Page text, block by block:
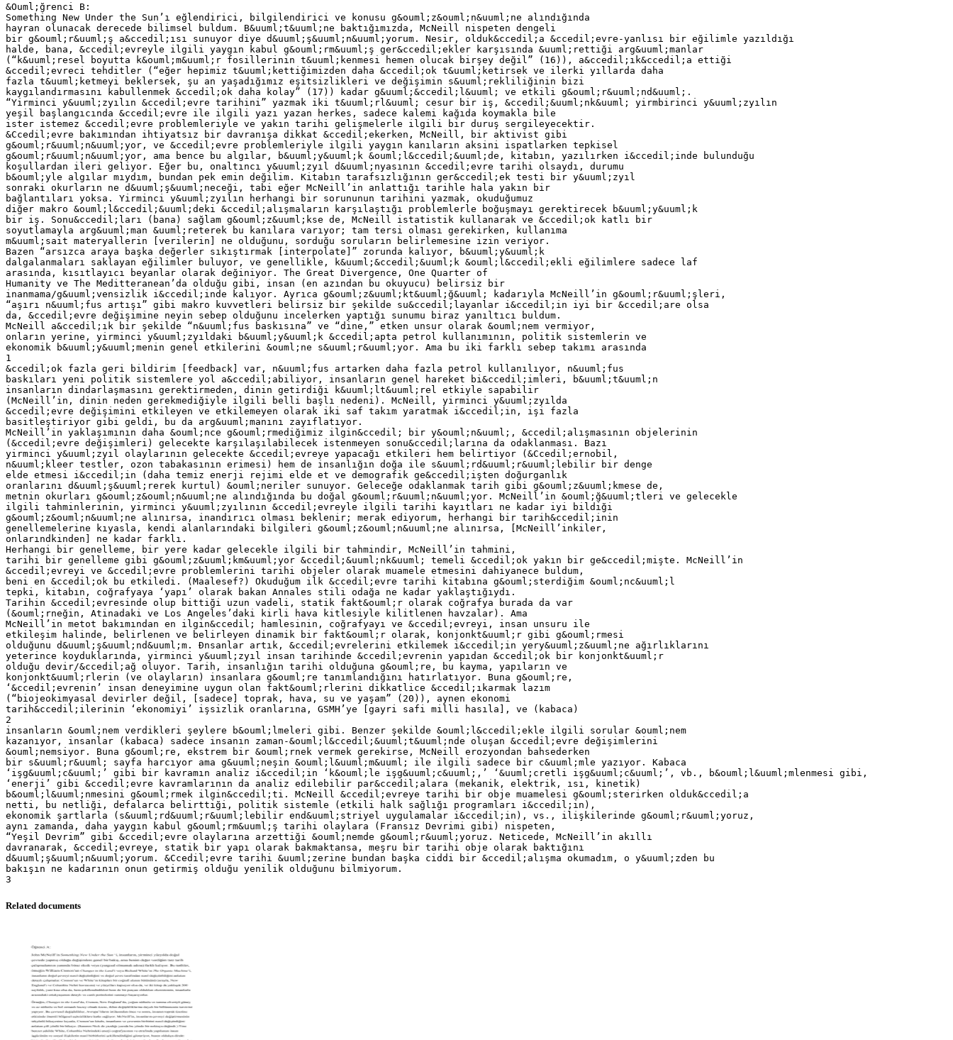
&Ouml;ğrenci B:
Something New Under the Sun’ı eğlendirici, bilgilendirici ve konusu g&ouml;z&ouml;n&uuml;ne alındığında
hayran olunacak derecede bilimsel buldum. B&uuml;t&uuml;ne baktığımızda, McNeill nispeten dengeli
bir g&ouml;r&uuml;ş a&ccedil;ısı sunuyor diye d&uuml;ş&uuml;n&uuml;yorum. Nesir, olduk&ccedil;a &ccedil;evre-yanlısı bir eğilimle yazıldığı
halde, bana, &ccedil;evreyle ilgili yaygın kabul g&ouml;rm&uuml;ş ger&ccedil;ekler karşısında &uuml;rettiği arg&uuml;manlar
(“k&uuml;resel boyutta k&ouml;m&uuml;r fosillerinin t&uuml;kenmesi hemen olucak birşey değil” (16)), a&ccedil;ık&ccedil;a ettiği
&ccedil;evreci tehditler (“eğer hepimiz t&uuml;kettiğimizden daha &ccedil;ok t&uuml;ketirsek ve ilerki yıllarda daha
fazla t&uuml;ketmeyi beklersek, şu an yaşadığımız eşitsizlikleri ve değişimin s&uuml;rekliliğinin bizi
kaygılandırmasını kabullenmek &ccedil;ok daha kolay” (17)) kadar g&uuml;&ccedil;l&uuml; ve etkili g&ouml;r&uuml;nd&uuml;.
“Yirminci y&uuml;zyılın &ccedil;evre tarihini” yazmak iki t&uuml;rl&uuml; cesur bir iş, &ccedil;&uuml;nk&uuml; yirmbirinci y&uuml;zyılın
yeşil başlangıcında &ccedil;evre ile ilgili yazı yazan herkes, sadece kalemi kağıda koymakla bile
ister istemez &ccedil;evre problemleriyle ve yakın tarihi gelişmelerle ilgili bir duruş sergileyecektir.
&Ccedil;evre bakımından ihtiyatsız bir davranışa dikkat &ccedil;ekerken, McNeill, bir aktivist gibi
g&ouml;r&uuml;n&uuml;yor, ve &ccedil;evre problemleriyle ilgili yaygın kanıların aksini ispatlarken tepkisel
g&ouml;r&uuml;n&uuml;yor, ama bence bu algılar, b&uuml;y&uuml;k &ouml;l&ccedil;&uuml;de, kitabın, yazılırken i&ccedil;inde bulunduğu
koşullardan ileri geliyor. Eğer bu, onaltıncı y&uuml;zyıl d&uuml;nyasının &ccedil;evre tarihi olsaydı, durumu
b&ouml;yle algılar mıydım, bundan pek emin değilim. Kitabın tarafsızlığının ger&ccedil;ek testi bir y&uuml;zyıl
sonraki okurların ne d&uuml;ş&uuml;neceği, tabi eğer McNeill’in anlattığı tarihle hala yakın bir
bağlantıları yoksa. Yirminci y&uuml;zyılın herhangi bir sorununun tarihini yazmak, okuduğumuz
diğer makro &ouml;l&ccedil;&uuml;deki &ccedil;alışmaların karşılaştığı problemlerle boğuşmayı gerektirecek b&uuml;y&uuml;k
bir iş. Sonu&ccedil;ları (bana) sağlam g&ouml;z&uuml;kse de, McNeill istatistik kullanarak ve &ccedil;ok katlı bir
soyutlamayla arg&uuml;man &uuml;reterek bu kanılara varıyor; tam tersi olması gerekirken, kullanıma
m&uuml;sait materyallerin [verilerin] ne olduğunu, sorduğu soruların belirlemesine izin veriyor.
Bazen “arsızca araya başka değerler sıkıştırmak [interpolate]” zorunda kalıyor, b&uuml;y&uuml;k
dalgalanmaları saklayan eğilimler buluyor, ve genellikle, k&uuml;&ccedil;&uuml;k &ouml;l&ccedil;ekli eğilimlere sadece laf
arasında, kısıtlayıcı beyanlar olarak değiniyor. The Great Divergence, One Quarter of
Humanity ve The Meditteranean’da olduğu gibi, insan (en azından bu okuyucu) belirsiz bir
inanmama/g&uuml;vensizlik i&ccedil;inde kalıyor. Ayrıca g&ouml;z&uuml;kt&uuml;ğ&uuml; kadarıyla McNeill’in g&ouml;r&uuml;şleri,
“aşırı n&uuml;fus artışı” gibi makro kuvvetleri belirsiz bir şekilde su&ccedil;layanlar i&ccedil;in iyi bir &ccedil;are olsa
da, &ccedil;evre değişimine neyin sebep olduğunu incelerken yaptığı sunumu biraz yanıltıcı buldum.
McNeill a&ccedil;ık bir şekilde “n&uuml;fus baskısına” ve “dine,” etken unsur olarak &ouml;nem vermiyor,
onların yerine, yirminci y&uuml;zyıldaki b&uuml;y&uuml;k &ccedil;apta petrol kullanımının, politik sistemlerin ve
ekonomik b&uuml;y&uuml;menin genel etkilerini &ouml;ne s&uuml;r&uuml;yor. Ama bu iki farklı sebep takımı arasında
1
&ccedil;ok fazla geri bildirim [feedback] var, n&uuml;fus artarken daha fazla petrol kullanılıyor, n&uuml;fus
baskıları yeni politik sistemlere yol a&ccedil;abiliyor, insanların genel hareket bi&ccedil;imleri, b&uuml;t&uuml;n
insanların dindarlaşmasını gerektirmeden, dinin getirdiği k&uuml;lt&uuml;rel etkiyle sapabilir
(McNeill’in, dinin neden gerekmediğiyle ilgili belli başlı nedeni). McNeill, yirminci y&uuml;zyılda
&ccedil;evre değişimini etkileyen ve etkilemeyen olarak iki saf takım yaratmak i&ccedil;in, işi fazla
basitleştiriyor gibi geldi, bu da arg&uuml;manını zayıflatıyor.
McNeill’in yaklaşımının daha &ouml;nce g&ouml;rmediğimiz ilgin&ccedil; bir y&ouml;n&uuml;, &ccedil;alışmasının objelerinin
(&ccedil;evre değişimleri) gelecekte karşılaşılabilecek istenmeyen sonu&ccedil;larına da odaklanması. Bazı
yirminci y&uuml;zyıl olaylarının gelecekte &ccedil;evreye yapacağı etkileri hem belirtiyor (&Ccedil;ernobil,
n&uuml;kleer testler, ozon tabakasının erimesi) hem de insanlığın doğa ile s&uuml;rd&uuml;r&uuml;lebilir bir denge
elde etmesi i&ccedil;in (daha temiz enerji rejimi elde et ve demografik ge&ccedil;işten doğurganlık
oranlarını d&uuml;ş&uuml;rerek kurtul) &ouml;neriler sunuyor. Geleceğe odaklanmak tarih gibi g&ouml;z&uuml;kmese de,
metnin okurları g&ouml;z&ouml;n&uuml;ne alındığında bu doğal g&ouml;r&uuml;n&uuml;yor. McNeill’in &ouml;ğ&uuml;tleri ve gelecekle
ilgili tahminlerinin, yirminci y&uuml;zyılının &ccedil;evreyle ilgili tarihi kayıtları ne kadar iyi bildiği
g&ouml;z&ouml;n&uuml;ne alınırsa, inandırıcı olması beklenir; merak ediyorum, herhangi bir tarih&ccedil;inin
genellemelerine kıyasla, kendi alanlarındaki bilgileri g&ouml;z&ouml;n&uuml;ne alınırsa, [McNeill’inkiler,
onlarındkinden] ne kadar farklı.
Herhangi bir genelleme, bir yere kadar gelecekle ilgili bir tahmindir, McNeill’in tahmini,
tarihi bir genelleme gibi g&ouml;z&uuml;km&uuml;yor &ccedil;&uuml;nk&uuml; temeli &ccedil;ok yakın bir ge&ccedil;mişte. McNeill’in
&ccedil;evreyi ve &ccedil;evre problemlerini tarihi objeler olarak muamele etmesini dahiyanece buldum,
beni en &ccedil;ok bu etkiledi. (Maalesef?) Okuduğum ilk &ccedil;evre tarihi kitabına g&ouml;sterdiğim &ouml;nc&uuml;l
tepki, kitabın, coğrafyaya ‘yapı’ olarak bakan Annales stili odağa ne kadar yaklaştığıydı.
Tarihin &ccedil;evresinde olup bittiği uzun vadeli, statik fakt&ouml;r olarak coğrafya burada da var
(&ouml;rneğin, Atinadaki ve Los Angeles’daki kirli hava kitlesiyle kilitlenen havzalar). Ama
McNeill’in metot bakımından en ilgin&ccedil; hamlesinin, coğrafyayı ve &ccedil;evreyi, insan unsuru ile
etkileşim halinde, belirlenen ve belirleyen dinamik bir fakt&ouml;r olarak, konjonkt&uuml;r gibi g&ouml;rmesi
olduğunu d&uuml;ş&uuml;nd&uuml;m. Đnsanlar artık, &ccedil;evrelerini etkilemek i&ccedil;in yery&uuml;z&uuml;ne ağırlıklarını
yeterince koyduklarında, yirminci y&uuml;zyıl insan tarihinde &ccedil;evrenin yapıdan &ccedil;ok bir konjonkt&uuml;r
olduğu devir/&ccedil;ağ oluyor. Tarih, insanlığın tarihi olduğuna g&ouml;re, bu kayma, yapıların ve
konjonkt&uuml;rlerin (ve olayların) insanlara g&ouml;re tanımlandığını hatırlatıyor. Buna g&ouml;re,
‘&ccedil;evrenin’ insan deneyimine uygun olan fakt&ouml;rlerini dikkatlice &ccedil;ıkarmak lazım
(“biojeokimyasal devirler değil, [sadece] toprak, hava, su ve yaşam” (20)), aynen ekonomi
tarih&ccedil;ilerinin ‘ekonomiyi’ işsizlik oranlarına, GSMH’ye [gayri safi milli hasıla], ve (kabaca)
2
insanların &ouml;nem verdikleri şeylere b&ouml;lmeleri gibi. Benzer şekilde &ouml;l&ccedil;ekle ilgili sorular &ouml;nem
kazanıyor, insanlar (kabaca) sadece insanın zaman-&ouml;l&ccedil;&uuml;t&uuml;nde oluşan &ccedil;evre değişimlerini
&ouml;nemsiyor. Buna g&ouml;re, ekstrem bir &ouml;rnek vermek gerekirse, McNeill erozyondan bahsederken
bir s&uuml;r&uuml; sayfa harcıyor ama g&uuml;neşin &ouml;l&uuml;m&uuml; ile ilgili sadece bir c&uuml;mle yazıyor. Kabaca
‘işg&uuml;c&uuml;’ gibi bir kavramın analiz i&ccedil;in ‘k&ouml;le işg&uuml;c&uuml;,’ ‘&uuml;cretli işg&uuml;c&uuml;’, vb., b&ouml;l&uuml;mlenmesi gibi,
‘enerji’ gibi &ccedil;evre kavramlarının da analiz edilebilir par&ccedil;alara (mekanik, elektrik, ısı, kinetik)
b&ouml;l&uuml;nmesini g&ouml;rmek ilgin&ccedil;ti. McNeill &ccedil;evreye tarihi bir obje muamelesi g&ouml;sterirken olduk&ccedil;a
netti, bu netliği, defalarca belirttiği, politik sistemle (etkili halk sağlığı programları i&ccedil;in),
ekonomik şartlarla (s&uuml;rd&uuml;r&uuml;lebilir end&uuml;striyel uygulamalar i&ccedil;in), vs., ilişkilerinde g&ouml;r&uuml;yoruz,
aynı zamanda, daha yaygın kabul g&ouml;rm&uuml;ş tarihi olaylara (Fransız Devrimi gibi) nispeten,
“Yeşil Devrim” gibi &ccedil;evre olaylarına arzettiği &ouml;nemde g&ouml;r&uuml;yoruz. Neticede, McNeill’in akıllı
davranarak, &ccedil;evreye, statik bir yapı olarak bakmaktansa, meşru bir tarihi obje olarak baktığını
d&uuml;ş&uuml;n&uuml;yorum. &Ccedil;evre tarihi &uuml;zerine bundan başka ciddi bir &ccedil;alışma okumadım, o y&uuml;zden bu
bakışın ne kadarının onun getirmiş olduğu yenilik olduğunu bilmiyorum.
Related documents